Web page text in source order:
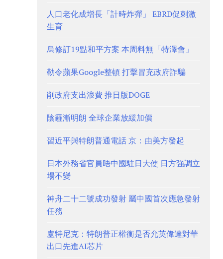
人口老化成增長「計時炸彈」 EBRD促刺激
生育
烏修訂19點和平方案 本周料無「特澤會」
勒令蘋果Google整頓 打擊冒充政府詐騙
削政府支出浪費 推日版DOGE
陰霾漸明朗 全球企業放緩加價
習近平與特朗普通電話 京：由美方發起
日本外務省官員晤中國駐日大使 日方強調立
場不變
神舟二十二號成功發射 屬中國首次應急發射
任務
盧特尼克：特朗普正權衡是否允英偉達對華
出口先進AI芯片